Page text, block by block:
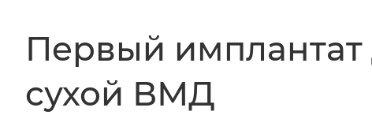
Первый имплантат
сухой ВМД